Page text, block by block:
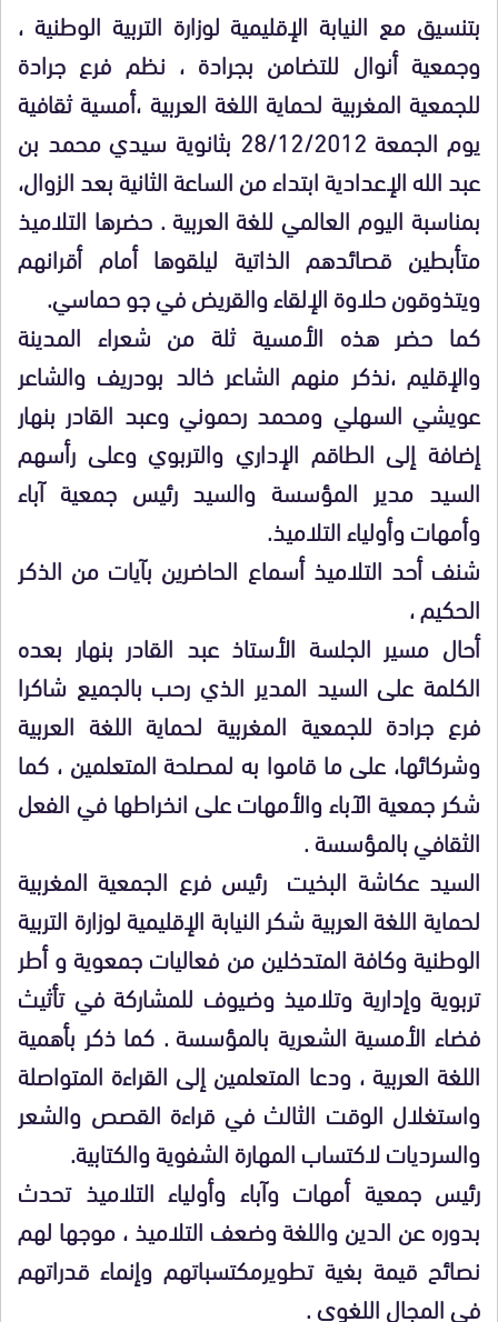
بتنسيق مع النيابة الإقليمية لوزارة التربية الوطنية ،
وجمعية أنوال للتضامن بجرادة ، نظم فرع جرادة
للجمعية المغربية لحماية اللغة العربية ،أمسية ثقافية
يوم الجمعة 28/12/2012 بثانوية سيدي محمد بن
عبد الله الإعدادية ابتداء من الساعة الثانية بعد الزوال،
بمناسبة اليوم العالمي للغة العربية . حضرها التلاميذ
متأبطين قصائدهم الذاتية ليلقوها أمام أقرانهم
ويتذوقون حلاوة الإلقاء والقريض في جو حماسي.
كما حضر هذه الأمسية ثلة من شعراء المدينة
والإقليم ،نذكر منهم الشاعر خالد بودريف والشاعر
عويشي السهلي ومحمد رحموني وعبد القادر بنهار
إضافة إلى الطاقم الإداري والتربوي وعلى رأسهم
السيد مدير المؤسسة والسيد رئيس جمعية آباء
وأمهات وأولياء التلاميذ.
شنف أحد التلاميذ أسماع الحاضرين بآيات من الذكر
الحكيم ،
أحال مسير الجلسة الأستاذ عبد القادر بنهار بعده
الكلمة على السيد المدير الذي رحب بالجميع شاكرا
فرع جرادة للجمعية المغربية لحماية اللغة العربية
وشركائها، على ما قاموا به لمصلحة المتعلمين ، كما
شكر جمعية الآباء والأمهات على انخراطها في الفعل
الثقافي بالمؤسسة .
السيد عكاشة البخيت رئيس فرع الجمعية المغربية
لحماية اللغة العربية شكر النيابة الإقليمية لوزارة التربية
الوطنية وكافة المتدخلين من فعاليات جمعوية و أطر
تربوية وإدارية وتلاميذ وضيوف للمشاركة في تأثيث
فضاء الأمسية الشعرية بالمؤسسة . كما ذكر بأهمية
اللغة العربية ، ودعا المتعلمين إلى القراءة المتواصلة
واستغلال الوقت الثالث في قراءة القصص والشعر
والسرديات لاكتساب المهارة الشفوية والكتابية.
رئيس جمعية أمهات وآباء وأولياء التلاميذ تحدث
بدوره عن الدين واللغة وضعف التلاميذ ، موجها لهم
نصائح قيمة بغية تطويرمكتسباتهم وإنماء قدراتهم
في المجال اللغوي .